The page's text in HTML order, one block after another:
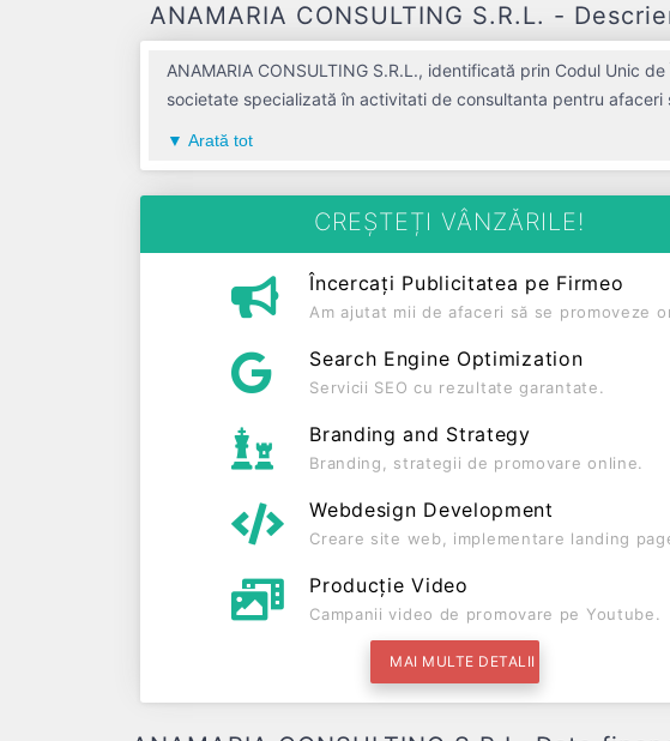
ANAMARIA CONSULTING S.R.L. -
ANAMARIA CONSULTING S.R.L., identificată prin Codul Unic
societate specializată în activitati de consultanta pentru
Arată tot
CREȘTEȚI VÂNZĂRILE!
Încercați Publicitatea pe Firmeo
Am ajutat mii de afaceri să se promoveze
Search Engine Optimization
Servicii SEO cu rezultate garantate.
Branding and Strategy
Branding, strategii de promovare online.
Webdesign Development
Creare site web, implementare landing
Producție Video
Campanii video de promovare pe Youtube.
MAI MULTE DETALII